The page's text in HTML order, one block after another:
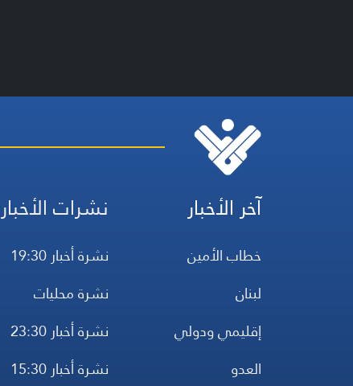
آخر الأخبار
خطاب الأمين
لبنان
إقليمي ودولي
العدو
نشرات الأخبار
نشرة أخبار 19:30
نشرة محليات
نشرة أخبار 23:30
نشرة أخبار 15:30